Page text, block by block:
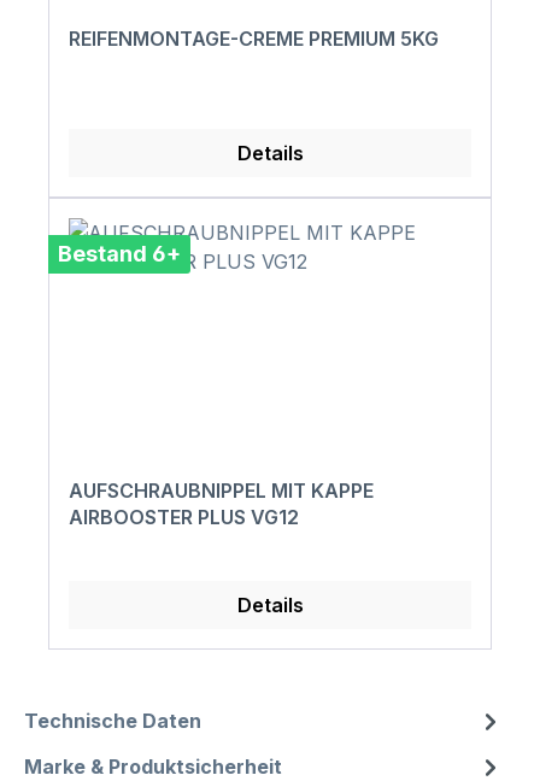
REIFENMONTAGE-CREME PREMIUM 5KG
Details
Bestand 6+
AUFSCHRAUBNIPPEL MIT KAPPE
AIRBOOSTER PLUS VG12
Details
Technische Daten
Marke & Produktsicherheit